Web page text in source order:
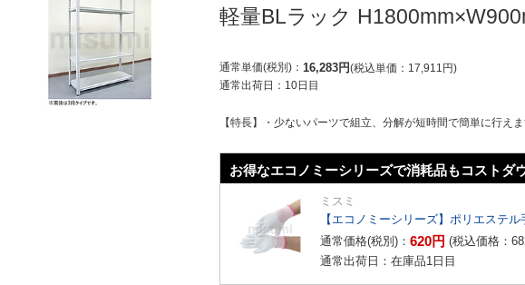
軽量BLラック
通常単価(税別) 16,283円 税込単価 17,911 円
通常出荷日： 10日目
【特長】・少ないパーツで組立、分解が短時間で簡単に行え
お得なエコノミーシリーズで消耗品もコストダ
ミスミ
【エコノミーシリーズ】ポリエステ
通常価格(税別)： 620円 (税込価格：
通常出荷日：在庫品1日目